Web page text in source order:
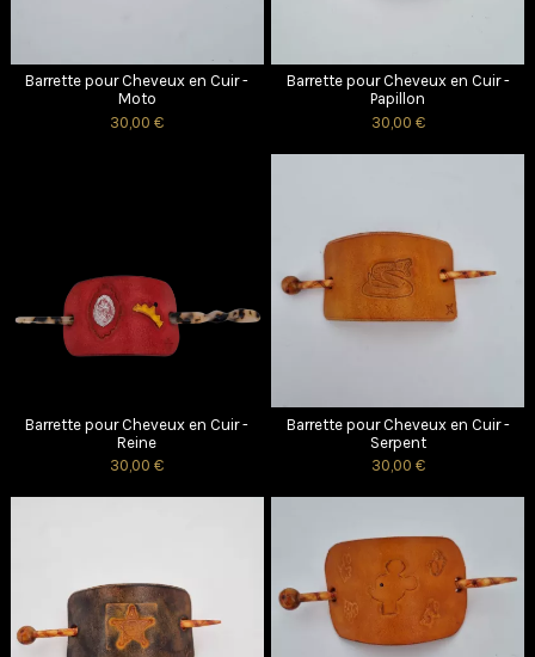
Barrette pour Cheveux en Cuir -
Moto
30,00 €
Barrette pour Cheveux en Cuir -
Papillon
30,00 €
Barrette pour Cheveux en Cuir -
Reine
30,00 €
Barrette pour Cheveux en Cuir -
Serpent
30,00 €